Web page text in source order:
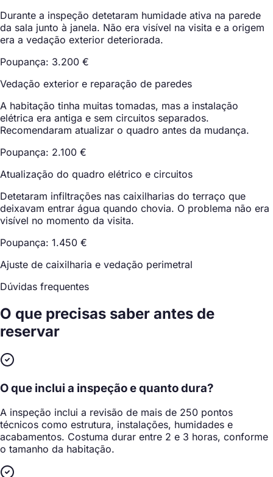
Durante a inspeção detetaram humidade ativa na parede
da sala junto à janela. Não era visível na visita e a origem
era a vedação exterior deteriorada.
Poupança: 3.200 €
Vedação exterior e reparação de paredes
A habitação tinha muitas tomadas, mas a instalação
elétrica era antiga e sem circuitos separados.
Recomendaram atualizar o quadro antes da mudança.
Poupança: 2.100 €
Atualização do quadro elétrico e circuitos
Detetaram infiltrações nas caixilharias do terraço que
deixavam entrar água quando chovia. O problema não era
visível no momento da visita.
Poupança: 1.450 €
Ajuste de caixilharia e vedação perimetral
Dúvidas frequentes
O que precisas saber antes de
reservar
O que inclui a inspeção e quanto dura?
A inspeção inclui a revisão de mais de 250 pontos
técnicos como estrutura, instalações, humidades e
acabamentos. Costuma durar entre 2 e 3 horas, conforme
o tamanho da habitação.